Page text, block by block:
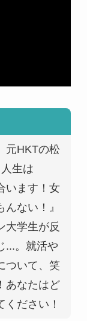
元HKTの松
生は
います！女
ない！』
大学生が反
...。就活や
ついて、笑
あなたはど
ださい！